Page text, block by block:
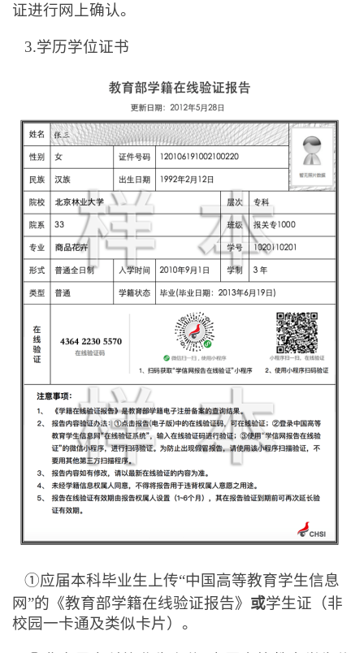
证进行网上确认。
3.学历学位证书
①应届本科毕业生上传“中国高等教育学生信息
网”的《教育部学籍在线验证报告》 或学生证（非
校园一卡通及类似卡片）。